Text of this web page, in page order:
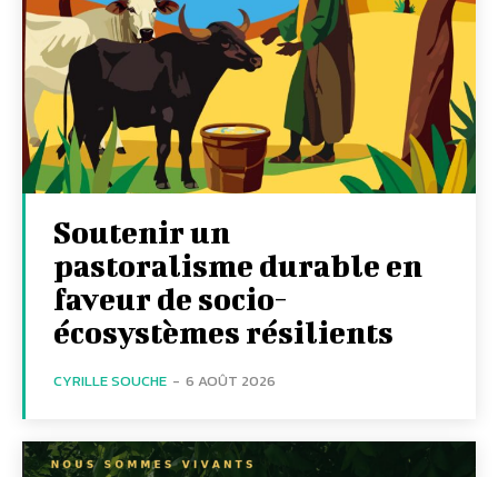
Soutenir un
pastoralisme durable en
faveur de socio-
écosystèmes résilients
CYRILLE SOUCHE - 6 AOÛT 2026